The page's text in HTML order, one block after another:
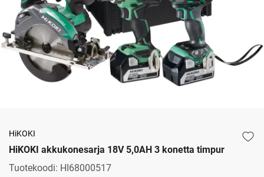
HiKOKI
HiKOKI akkukonesarja 18V 5,0AH 3 konetta timpur
Tuotekoodi: HI68000517